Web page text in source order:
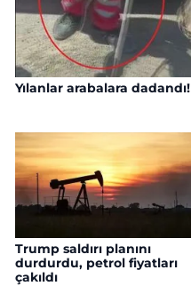
Yılanlar arabalara dadandı!
Trump saldırı planını
durdurdu, petrol fiyatları
çakıldı